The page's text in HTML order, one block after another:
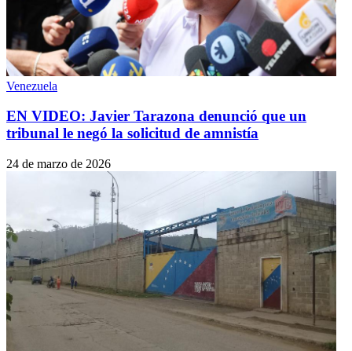
Venezuela
EN VIDEO: Javier Tarazona denunció que un
tribunal le negó la solicitud de amnistía
24 de marzo de 2026